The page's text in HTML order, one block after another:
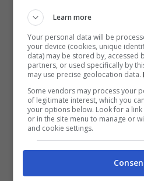
è ancora finito neanche il
questo è quello che
Rispetto al campionato
l’affluenza media è stata
allo stadio ogni partita)
incremento di circa un
(per un totale di 31.345 a
Il dato è relativo a 118
Learn more
Your personal data will be
your device (cookies, unique
data) may be stored by, accessed
partners, or used specifically by
may use precise geolocation data.
Some vendors may process your
of legitimate interest, which you
your options below. Look for a
or in the site menu to manage or
and cookie settings.